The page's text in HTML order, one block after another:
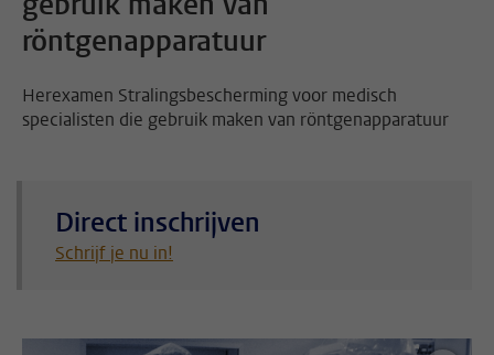
röntgenapparatuur
Herexamen Stralingsbescherming voor medisch
specialisten die gebruik maken van röntgenapparatuur
Direct inschrijven
Schrijf je nu in!